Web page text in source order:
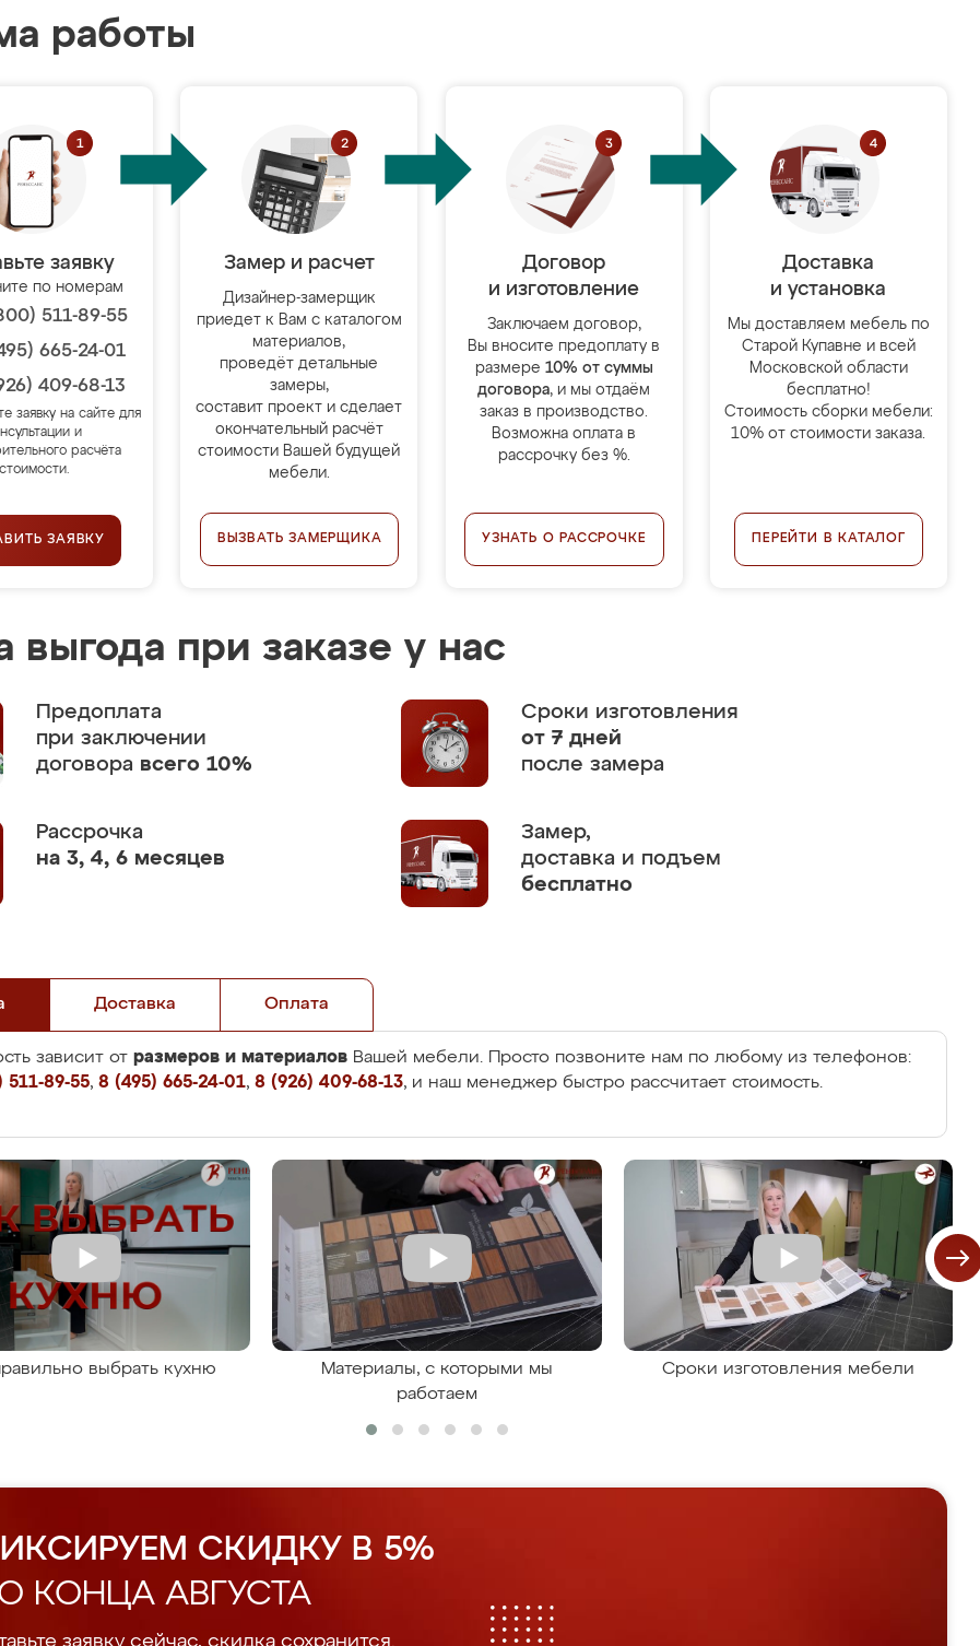
работы
заявку
по номерам
511-89-55
665-24-01
409-68-13
заявку на сайте для
и
расчёта
стоимости.
ЗАЯВКУ
Замер и расчет
Дизайнер-замерщик
приедет к Вам с каталогом
материалов,
проведёт детальные
замеры,
составит проект и сделает
окончательный расчёт
стоимости Вашей будущей
мебели.
ВЫЗВАТЬ ЗАМЕРЩИКА
Договор
и изготовление
Заключаем договор,
Вы вносите предоплату в
размере 10% от суммы
договора, и мы отдаём
заказ в производство.
Возможна оплата в
рассрочку без %.
УЗНАТЬ О РАССРОЧКЕ
Доставка
и установка
Мы доставляем мебель по
Старой Купавне и всей
Московской области
бесплатно!
Стоимость сборки мебели:
10% от стоимости заказа.
ПЕРЕЙТИ В КАТАЛОГ
выгода при заказе у нас
Предоплата
при заключении
договора всего 10%
Сроки изготовления
от 7 дней
после замера
Рассрочка
на 3, 4, 6 месяцев
Замер,
доставка и подъем
бесплатно
Доставка Оплата
зависит от размеров и материалов Вашей мебели. Просто позвоните нам по любому из телефонов:
89-55, 8 (495) 665-24-01, 8 (926) 409-68-13, и наш менеджер быстро рассчитает стоимость.
выбрать кухню
Материалы, с которыми мы
работаем
Сроки изготовления мебели
СКИДКУ В 5%
КОНЦА АВГУСТА
заявку сейчас, скидка сохранится.